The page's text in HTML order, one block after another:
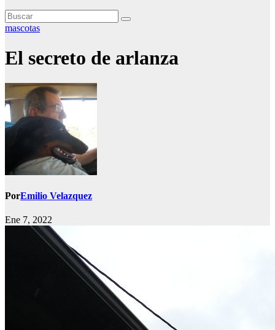
mascotas
El secreto de arlanza
PorEmilio Velazquez
Ene 7, 2022